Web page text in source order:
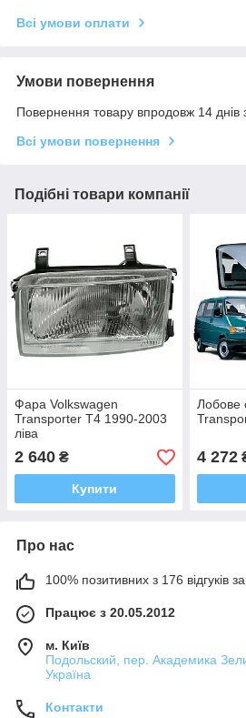
Всі умови оплати
Умови повернення
Повернення товару впродовж 14 днів
Всі умови повернення
Подібні товари компанії
Фара Volkswagen
Transporter T4 1990-2003
ліва
2 640 ₴
Купити
Лобове
4 272
Про нас
100% позитивних з 176 відгуків за
Працює з 20.05.2012
м. Київ
Подольский, пер. Академика
Україна
Контакти